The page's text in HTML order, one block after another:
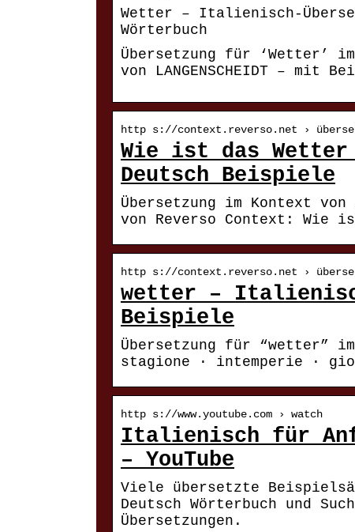
Wetter – Italienisch-
Wörterbuch
Übersetzung für ‘Wetter’
von LANGENSCHEIDT – mit
http s://context.reverso.net ›
Wie ist das
Deutsch Beispiele
Übersetzung im Kontext
von Reverso Context: Wie
http s://context.reverso.net ›
wetter –
Beispiele
Übersetzung für “wetter”
stagione · intemperie ·
http s://www.youtube.com › watch
Italienisch für
– YouTube
Viele übersetzte
Deutsch Wörterbuch und
Übersetzungen.